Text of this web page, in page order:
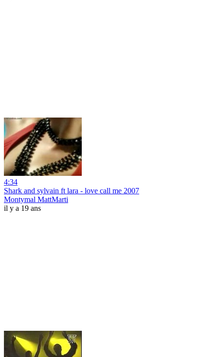
4:34
Shark and sylvain ft lara - love call me 2007
Montymal MattMarti
il y a 19 ans